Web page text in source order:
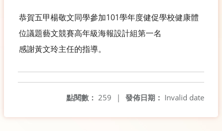
恭賀五甲楊敬文同學參加101學年度健促學校健康體
位議題藝文競賽高年級海報設計組第一名
感謝黃文玲主任的指導。
發佈日期： Invalid date
點閱數： 259 |